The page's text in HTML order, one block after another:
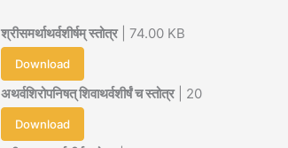
श्रीसमर्थाथर्वशीर्षम् स्तोत्र| 74.00 KB
Download
अथर्वशिरोपनिषत् शिवाथर्वशीर्षं च स्तोत्र| 20
Download